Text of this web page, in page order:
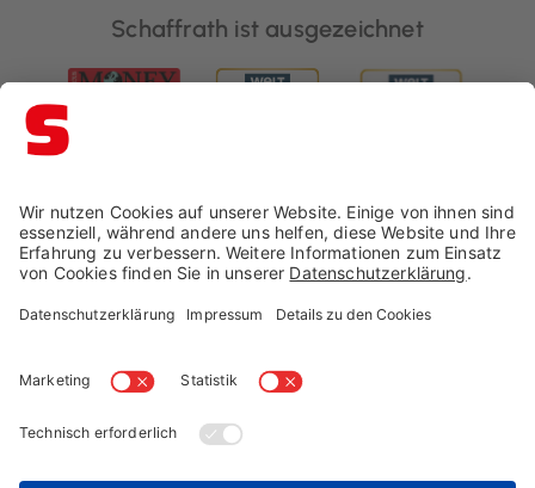
Schaffrath ist ausgezeichnet